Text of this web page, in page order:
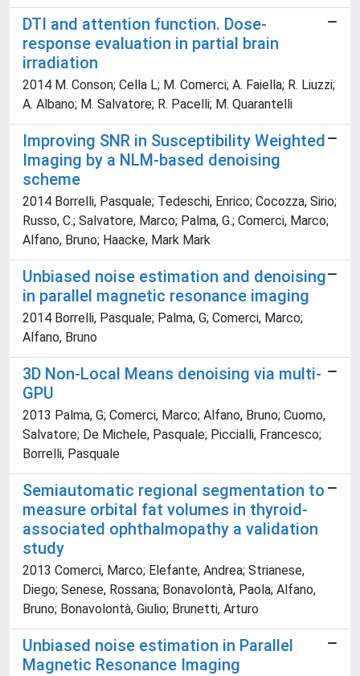
DTI and attention function. Dose-
response evaluation in partial brain
irradiation
2014 M. Conson; Cella L; M. Comerci; A. Faiella; R. Liuzzi;
A. Albano; M. Salvatore; R. Pacelli; M. Quarantelli
Improving SNR in Susceptibility Weighted
Imaging by a NLM-based denoising
scheme
2014 Borrelli, Pasquale; Tedeschi, Enrico; Cocozza, Sirio;
Russo, C.; Salvatore, Marco; Palma, G.; Comerci, Marco;
Alfano, Bruno; Haacke, Mark Mark
Unbiased noise estimation and denoising
in parallel magnetic resonance imaging
2014 Borrelli, Pasquale; Palma, G; Comerci, Marco;
Alfano, Bruno
3D Non-Local Means denoising via multi-
GPU
2013 Palma, G; Comerci, Marco; Alfano, Bruno; Cuomo,
Salvatore; De Michele, Pasquale; Piccialli, Francesco;
Borrelli, Pasquale
Semiautomatic regional segmentation to
measure orbital fat volumes in thyroid-
associated ophthalmopathy a validation
study
2013 Comerci, Marco; Elefante, Andrea; Strianese,
Diego; Senese, Rossana; Bonavolontà, Paola; Alfano,
Bruno; Bonavolontà, Giulio; Brunetti, Arturo
Unbiased noise estimation in Parallel
Magnetic Resonance Imaging